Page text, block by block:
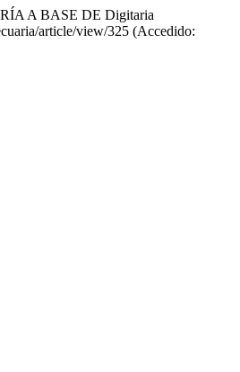
A BASE DE Digitaria
article/view/325 (Accedido: